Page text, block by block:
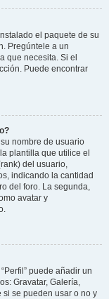
el paquete de su
Pregúntele a un
que necesita. Si el
Puede encontrar
nombre de usuario
plantilla que utilice el
del usuario,
indicando la cantidad
del foro. La segunda,
avatar y
puede añadir un
Gravatar, Galería,
se pueden usar o no y